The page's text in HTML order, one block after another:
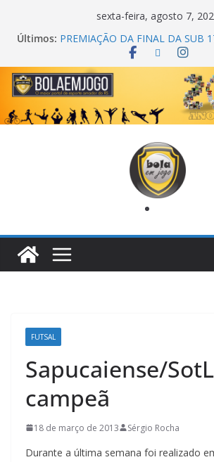
sexta-feira, agosto 7,
Últimos: PREMIAÇÃO DA FINAL DA SUB
CACHOEIRINHA
AGEC CAMPEÃ DA 1ª COPA DA
CROSS FUT SM CAMPEÃ DO
AUTO CENTER
ONZE UNIDOS É BICAMPEÃO
METROPOLITANA
FUTSAL
Sapucaiense/
campeã
18 de março de 2013 Sérgio Rocha
Durante a última semana foi realizado